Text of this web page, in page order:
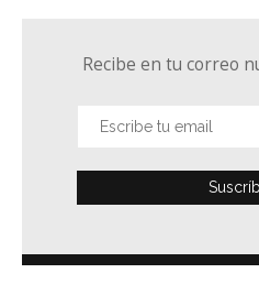
Recibe en tu correo